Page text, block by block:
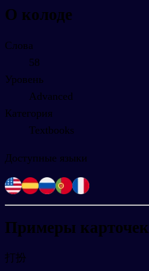
О колоде
Слова
58
Уровень
Advanced
Категория
Textbooks
Доступные языки
Примеры карточек
打扮